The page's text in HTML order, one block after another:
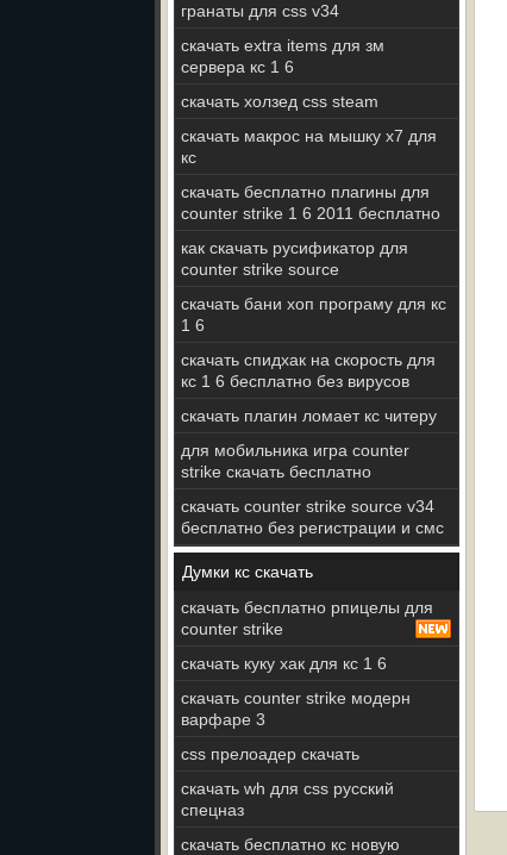
гранаты для css v34
скачать extra items для зм
сервера кс 1 6
скачать холзед css steam
скачать макрос на мышку х7 для
кс
скачать бесплатно плагины для
counter strike 1 6 2011 бесплатно
как скачать русификатор для
counter strike source
скачать бани хоп програму для кс
1 6
скачать спидхак на скорость для
кс 1 6 бесплатно без вирусов
скачать плагин ломает кс читеру
для мобильника игра counter
strike скачать бесплатно
скачать counter strike source v34
бесплатно без регистрации и смс
Думки кс скачать
скачать бесплатно рпицелы для
counter strike
скачать куку хак для кс 1 6
скачать counter strike модерн
варфаре 3
css прелоадер скачать
скачать wh для css русский
спецназ
скачать бесплатно кс новую